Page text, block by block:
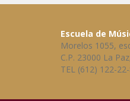
Escuela de
Morelos 1055,
C.P. 23000 La
TEL (612) 122-